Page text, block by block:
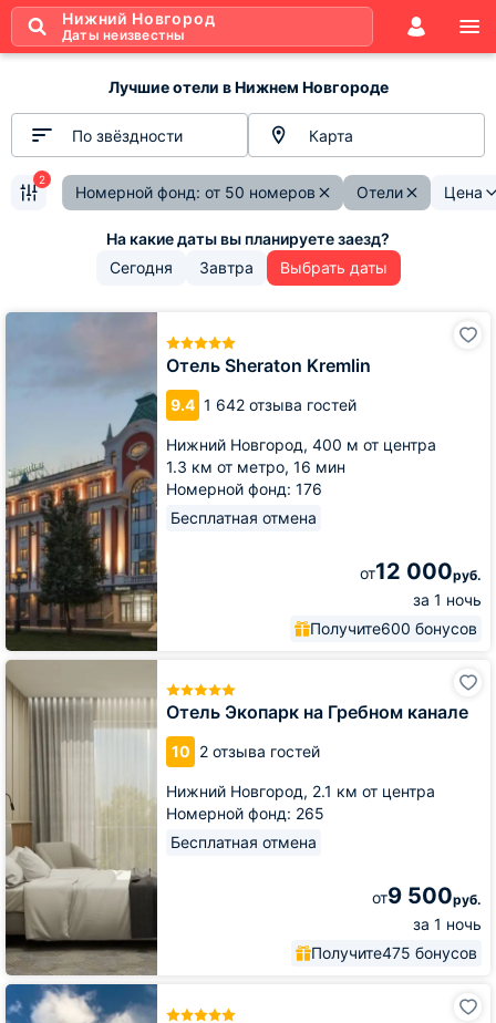
Нижний Новгород
Даты неизвестны
Лучшие отели в Нижнем Новгороде
По звёздности Карта
Номерной фонд: от 50 номеров Отели Цена
2
Сегодня Завтра Выбрать даты
Отель Sheraton Kremlin
9.4 1 642 отзыва гостей
Нижний Новгород, 400 м от центра
1.3 км от метро, 16 мин
Номерной фонд: 176
Бесплатная отмена
от12 000руб.
за 1 ночь
Получите600 бонусов
Отель
Отель Экопарк на Гребном канале
10 2 отзыва гостей
Нижний Новгород, 2.1 км от центра
Номерной фонд: 265
Бесплатная отмена
от9 500руб.
за 1 ночь
Получите475 бонусов
Отель
Экопарк
на
Кулибин
Парк-